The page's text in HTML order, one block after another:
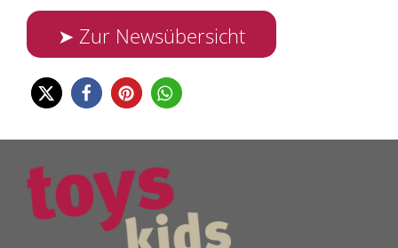
➤ Zur Newsübersicht